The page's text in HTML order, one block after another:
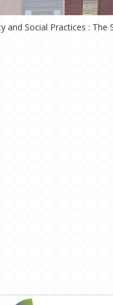
and Social Practices : The